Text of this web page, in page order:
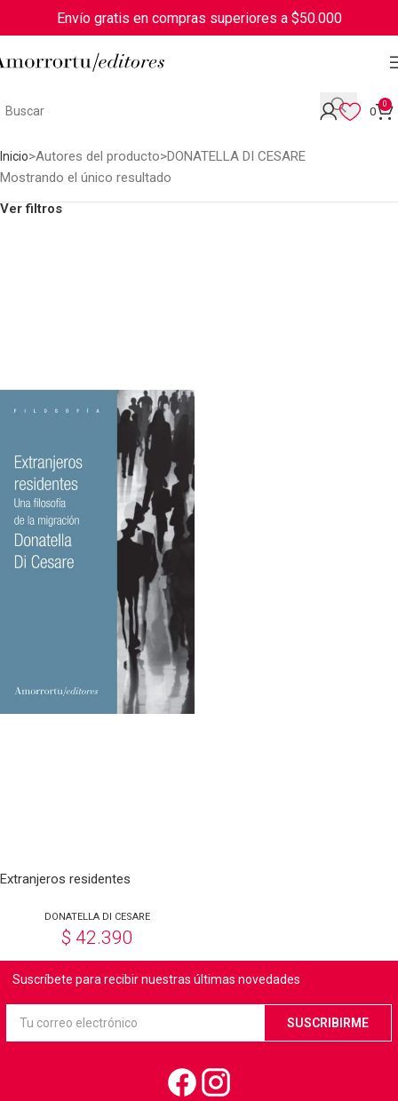
Envío gratis en compras superiores a $50.000
0
0
Inicio Autores del producto DONATELLA DI CESARE
Mostrando el único resultado
Ver filtros
Extranjeros residentes
DONATELLA DI CESARE
$ 42.390
Suscríbete para recibir nuestras últimas novedades